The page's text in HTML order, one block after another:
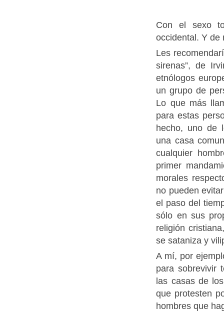
Con el sexo
occidental. Y de
Les
sirenas”, de
etnólogos
un grupo de
Lo que más
para estas
hecho, uno de
una casa
cualquier
primer
morales
no pueden
el paso del
sólo en sus
religión
se sataniza y
A mí, por
para sobrevivir
las casas de
que protesten
hombres que